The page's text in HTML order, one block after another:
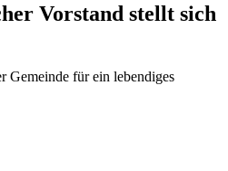
Vorstand stellt sich
Gemeinde für ein lebendiges